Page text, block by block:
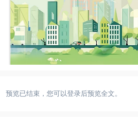
预览已结束，您可以登录后预览全文。